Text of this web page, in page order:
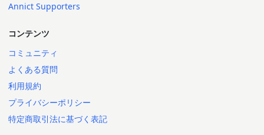
Annict Supporters
コンテンツ
コミュニティ
よくある質問
利用規約
プライバシーポリシー
特定商取引法に基づく表記